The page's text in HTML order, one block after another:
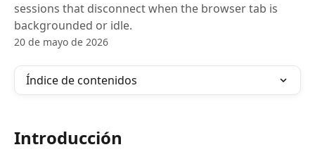
sessions that disconnect when the browser tab is
backgrounded or idle.
20 de mayo de 2026
Índice de contenidos
Introducción